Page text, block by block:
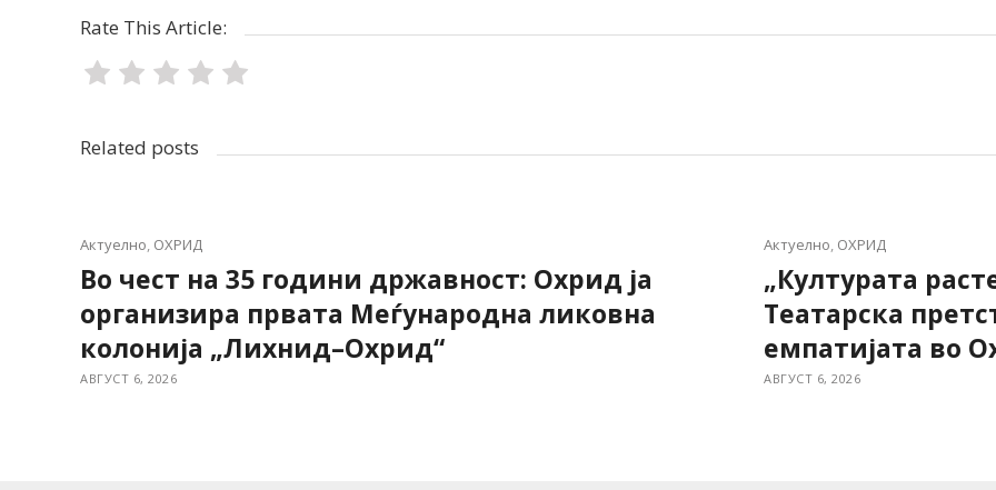
Rate This Article:
Related posts
Актуелно, ОХРИД
Во чест на 35 години државност: Охрид ја
организира првата Меѓународна ликовна
колонија „Лихнид–Охрид“
АВГУСТ 6, 2026
Актуелно, ОХРИД
„Културата
Театарска
емпатијата во
АВГУСТ 6, 2026